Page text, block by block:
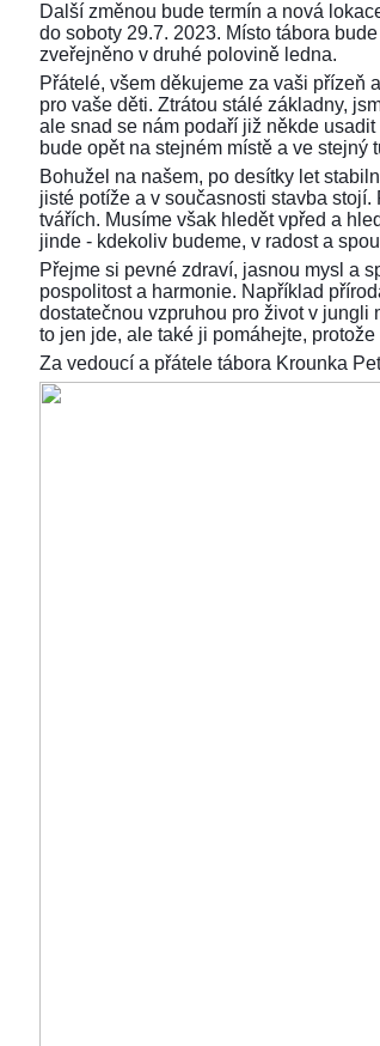
Další změnou bude termín a nová
do soboty 29.7. 2023. Místo tábora
zveřejněno v druhé polovině ledna.
Přátelé, všem děkujeme za vaši přízeň
pro vaše děti. Ztrátou stálé základny,
ale snad se nám podaří již někde
bude opět na stejném místě a ve stejný
Bohužel na našem, po desítky let
jisté potíže a v současnosti stavba
tvářích. Musíme však hledět vpřed a
jinde - kdekoliv budeme, v radost a
Přejme si pevné zdraví, jasnou mysl a
pospolitost a harmonie. Například
dostatečnou vzpruhou pro život v jungli
to jen jde, ale také ji pomáhejte,
Za vedoucí a přátele tábora Krounka